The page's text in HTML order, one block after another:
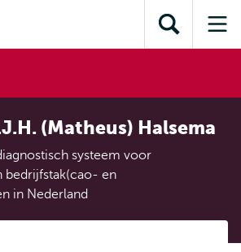
inhoud
Direct naar
subnavigatieToon
zoekveld
(Matheus) Halsema
systeem voor
bedrijfstak(cao- en
in Nederland